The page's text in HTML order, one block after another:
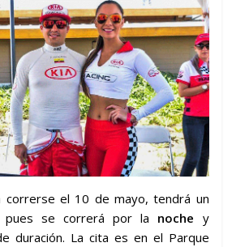
correrse el 10 de mayo, tendrá un
pues se correrá por la noche y
duración. La cita es en el Parque